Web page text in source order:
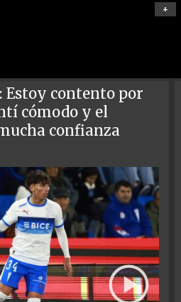
+
Estoy contento por
cómodo y el
confianza